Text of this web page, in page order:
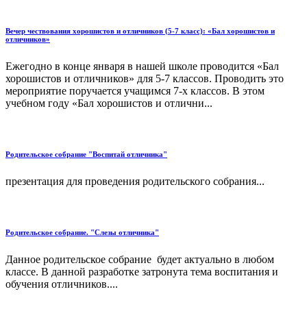
Вечер чествования хорошистов и отличников (5-7 класс): «Бал хорошистов и
отличников»
Ежегодно в конце января в нашей школе проводится «Бал
хорошистов и отличников» для 5-7 классов. Проводить это
мероприятие поручается учащимся 7-х классов. В этом
учебном году «Бал хорошистов и отлични...
Родительское собрание "Воспитай отличника"
презентация для проведения родительского собрания...
Родительское собрание. "Слезы отличника"
Данное родительское собрание будет актуально в любом
классе. В данной разработке затронута тема воспитания и
обучения отличников....